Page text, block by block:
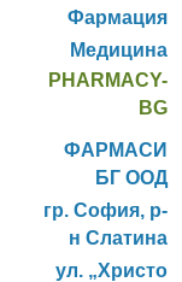
Фармация
Медицина
PHARMACY-
BG
ФАРМАСИ
БГ ООД
гр. София, р-
н Слатина
ул. „Христо